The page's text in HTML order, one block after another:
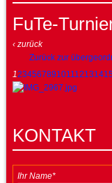
FuTe-
‹ zurück
Zurück zur
123456789101112131415
KONTAKT
Ihr Name*